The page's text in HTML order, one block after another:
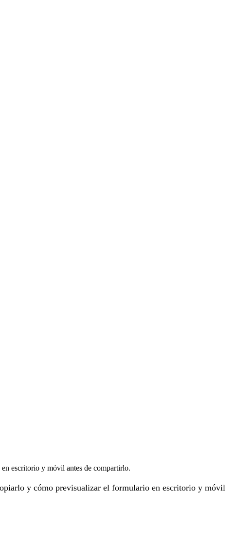
escritorio y móvil antes de compartirlo.
y cómo previsualizar el formulario en escritorio y móvil